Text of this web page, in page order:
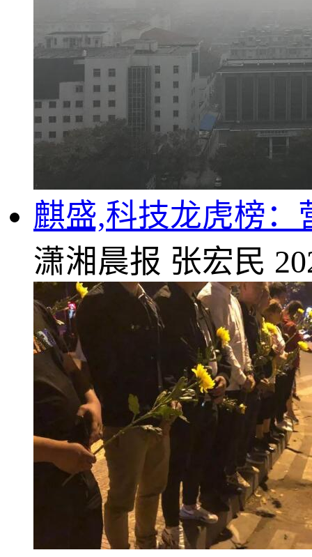
麒盛,科技龙虎榜：
潇湘晨报 张宏民